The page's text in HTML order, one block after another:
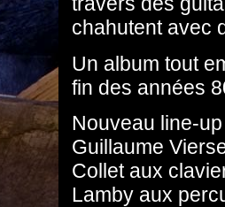
chahutent avec
Un album tout
fin des années
Nouveau line-
Guillaume
Collet aux
Lamby aux